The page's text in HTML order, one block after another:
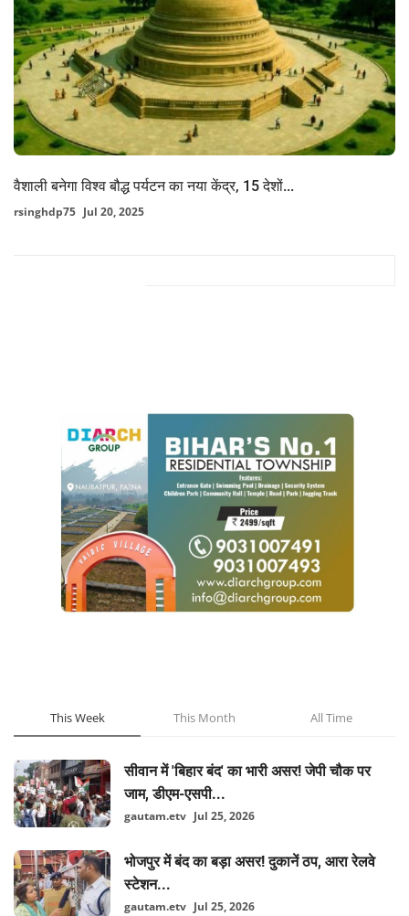
वैशाली बनेगा विश्व बौद्ध पर्यटन का नया केंद्र, 15 देशों...
rsinghdp75 Jul 20, 2025
This Week This Month All Time
सीवान में 'बिहार बंद' का भारी असर! जेपी चौक पर
जाम, डीएम-एसपी...
gautam.etv Jul 25, 2026
भोजपुर में बंद का बड़ा असर! दुकानें ठप, आरा रेलवे
स्टेशन...
gautam.etv Jul 25, 2026